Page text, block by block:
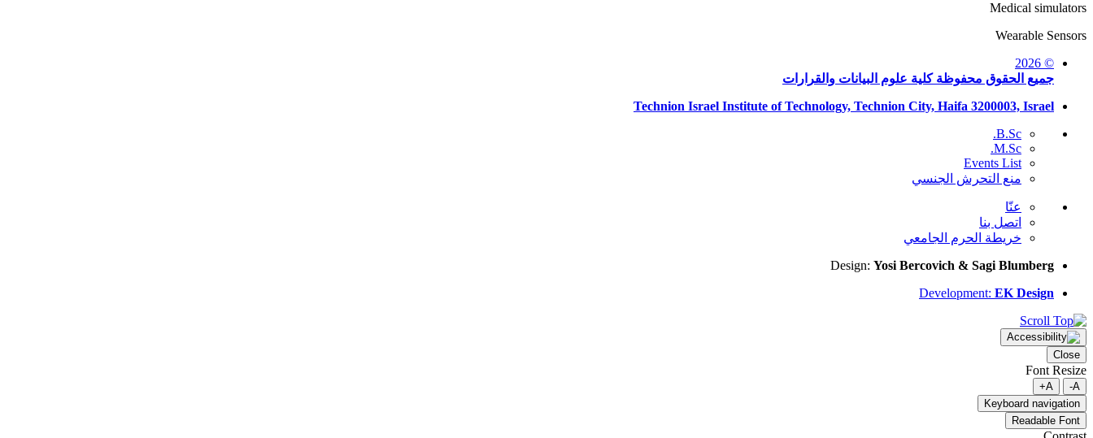
Medical simulators
Wearable Sensors
© 2026
جميع الحقوق محفوظة كلية علوم البيانات والقرارات
Technion Israel Institute of Technology, Technion City, Haifa 3200003, Israel
B.Sc.
M.Sc.
Events List
منع التحرش الجنسي
عنّا
اتصل بنا
خريطة الحرم الجامعي
Design: Yosi Bercovich & Sagi Blumberg
Development: EK Design
Close
Font Resize
A-
A+
Keyboard navigation
Readable Font